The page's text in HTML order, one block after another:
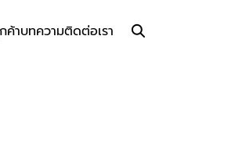
ค้าบทความติดต่อเรา